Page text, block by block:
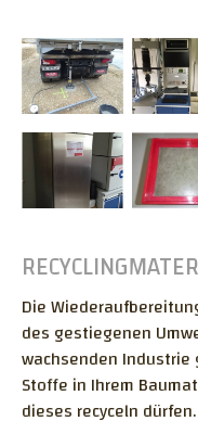
Die
des gestiegenen
wachsenden Industrie
Stoffe in Ihrem
dieses recyceln dürfen.